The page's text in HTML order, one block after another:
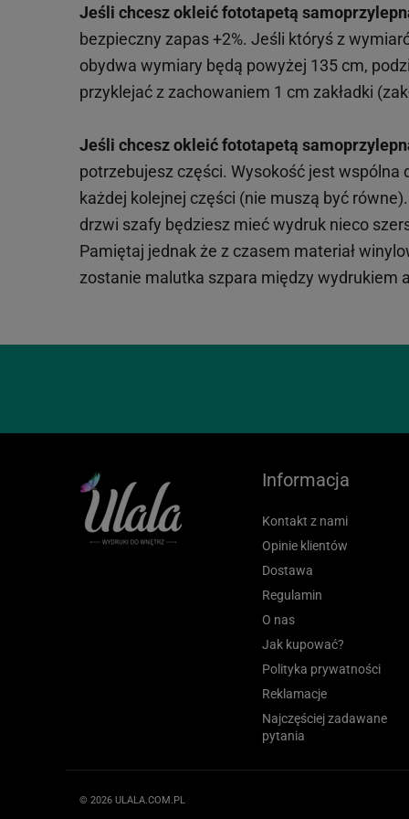
Jeśli chcesz okleić fototapetą
bezpieczny zapas +2%. Jeśli któryś z
obydwa wymiary będą powyżej 135 cm,
przyklejać z zachowaniem 1 cm zakładki
Jeśli chcesz okleić fototapetą
potrzebujesz części. Wysokość jest wspólna
każdej kolejnej części (nie muszą być
drzwi szafy będziesz mieć wydruk nieco
Pamiętaj jednak że z czasem materiał
zostanie malutka szpara między wydrukiem
Informacja
Kontakt z nami
Opinie klientów
Dostawa
Regulamin
O nas
Jak kupować?
Polityka prywatności
Reklamacje
Najczęściej zadawane
pytania
© 2026 ULALA.COM.PL